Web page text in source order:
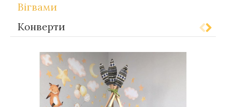
Вігвами
Конверти